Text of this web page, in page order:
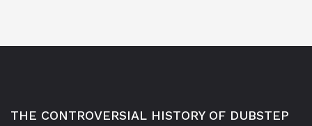
THE CONTROVERSIAL HISTORY OF DUBSTEP